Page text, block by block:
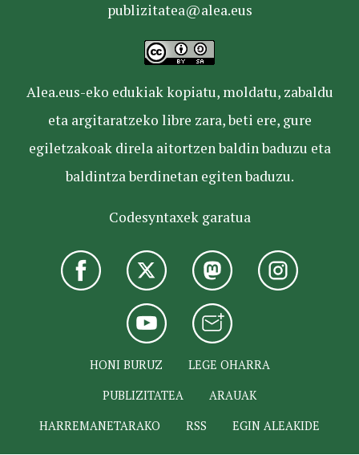
publizitatea@alea.eus
Alea.eus-eko edukiak kopiatu, moldatu, zabaldu
eta argitaratzeko libre zara, beti ere, gure
egiletzakoak direla aitortzen baldin baduzu eta
baldintza berdinetan egiten baduzu.
Codesyntaxek garatua
HONI BURUZ
LEGE OHARRA
PUBLIZITATEA
ARAUAK
HARREMANETARAKO
RSS EGIN ALEAKIDE